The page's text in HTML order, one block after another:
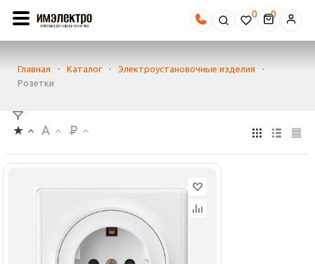
0
Главная - Каталог - Электроустановочные изделия
-
Розетки